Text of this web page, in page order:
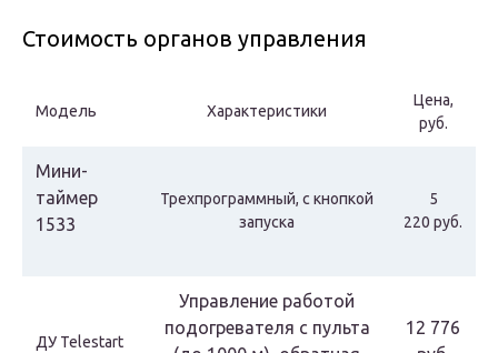
Стоимость органов управления
Модель Характеристики
Цена,
руб.
Мини-
таймер
1533
Трехпрограммный, с кнопкой
запуска
5
220 руб.
ДУ Telestart
Управление работой
подогревателя с пульта
12 776